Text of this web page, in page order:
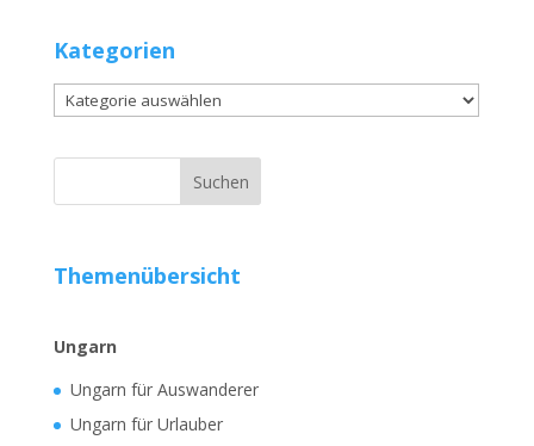
Kategorien
Kategorien
Themenübersicht
Ungarn
Ungarn für Auswanderer
Ungarn für Urlauber